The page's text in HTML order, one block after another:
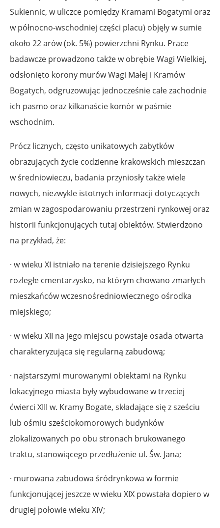
Sukiennic, w uliczce pomiędzy Kramami Bogatymi oraz
w północno-wschodniej części placu) objęły w sumie
około 22 arów (ok. 5%) powierzchni Rynku. Prace
badawcze prowadzono także w obrębie Wagi Wielkiej,
odsłonięto korony murów Wagi Małej i Kramów
Bogatych, odgruzowując jednocześnie całe zachodnie
ich pasmo oraz kilkanaście komór w paśmie
wschodnim.
Prócz licznych, często unikatowych zabytków
obrazujących życie codzienne krakowskich mieszczan
w średniowieczu, badania przyniosły także wiele
nowych, niezwykle istotnych informacji dotyczących
zmian w zagospodarowaniu przestrzeni rynkowej oraz
historii funkcjonujących tutaj obiektów. Stwierdzono
na przykład, że:
· w wieku XI istniało na terenie dzisiejszego Rynku
rozległe cmentarzysko, na którym chowano zmarłych
mieszkańców wczesnośredniowiecznego ośrodka
miejskiego;
· w wieku XII na jego miejscu powstaje osada otwarta
charakteryzująca się regularną zabudową;
· najstarszymi murowanymi obiektami na Rynku
lokacyjnego miasta były wybudowane w trzeciej
ćwierci XIII w. Kramy Bogate, składające się z sześciu
lub ośmiu sześciokomorowych budynków
zlokalizowanych po obu stronach brukowanego
traktu, stanowiącego przedłużenie ul. Św. Jana;
· murowana zabudowa śródrynkowa w formie
funkcjonującej jeszcze w wieku XIX powstała dopiero w
drugiej połowie wieku XIV;